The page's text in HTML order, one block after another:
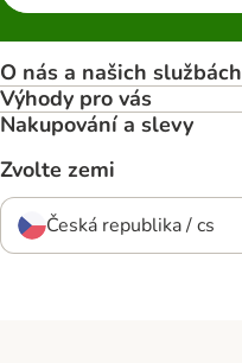
O nás a našich službách
Výhody pro vás
Nakupování a slevy
Zvolte zemi
Česká republika / cs